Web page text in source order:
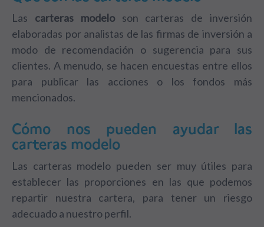
Las carteras modeloson carteras de inversión
elaboradas por analistas de las firmas de inversión a
modo de recomendación o sugerencia para sus
clientes. A menudo, se hacen encuestas entre ellos
para publicar las acciones o los fondos más
mencionados.
Cómo nos pueden ayudar las
carteras modelo
Las carteras modelo pueden ser muy útiles para
establecer las proporciones en las que podemos
repartir nuestra cartera, para tener un riesgo
adecuado a nuestro perfil.